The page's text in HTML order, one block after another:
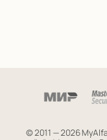
© 2011 — 2026